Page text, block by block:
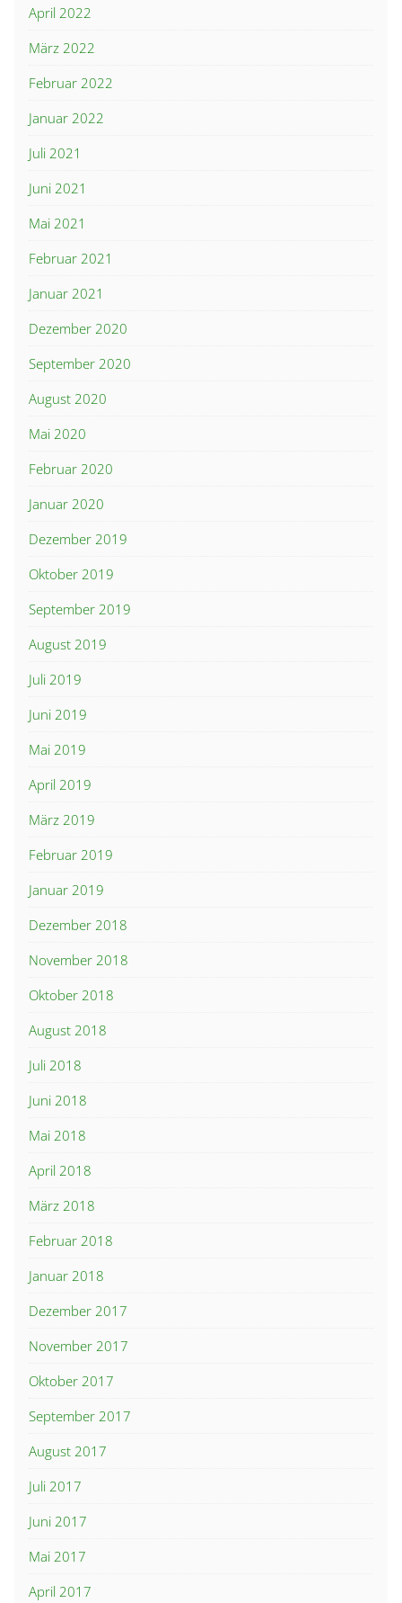
April 2022
März 2022
Februar 2022
Januar 2022
Juli 2021
Juni 2021
Mai 2021
Februar 2021
Januar 2021
Dezember 2020
September 2020
August 2020
Mai 2020
Februar 2020
Januar 2020
Dezember 2019
Oktober 2019
September 2019
August 2019
Juli 2019
Juni 2019
Mai 2019
April 2019
März 2019
Februar 2019
Januar 2019
Dezember 2018
November 2018
Oktober 2018
August 2018
Juli 2018
Juni 2018
Mai 2018
April 2018
März 2018
Februar 2018
Januar 2018
Dezember 2017
November 2017
Oktober 2017
September 2017
August 2017
Juli 2017
Juni 2017
Mai 2017
April 2017